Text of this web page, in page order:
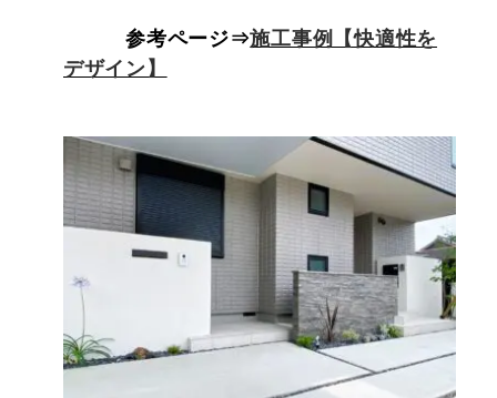
参考ページ⇒施工事例【快適性を
デザイン】